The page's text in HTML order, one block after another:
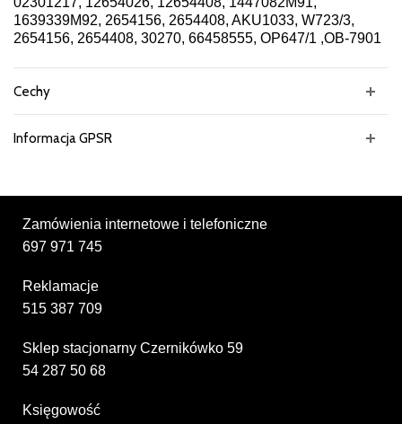
1639339M92, 2654156, 2654408, AKU1033, W723/3,
2654156, 2654408, 30270, 66458555, OP647/1 ,OB-7901
Cechy
Informacja GPSR
Zamówienia internetowe i telefoniczne
697 971 745
Reklamacje
515 387 709
Sklep stacjonarny Czernikówko 59
54 287 50 68
Księgowość